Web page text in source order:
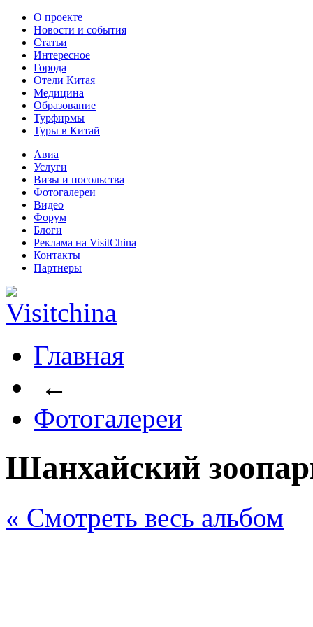
О проекте
Новости и события
Статьи
Интересное
Города
Отели Китая
Медицина
Образование
Турфирмы
Туры в Китай
Авиа
Услуги
Визы и посольства
Фотогалереи
Видео
Форум
Блоги
Реклама на VisitChina
Контакты
Партнеры
Главная
←
Фотогалереи
Шанхайский
« Cмотреть весь альбом